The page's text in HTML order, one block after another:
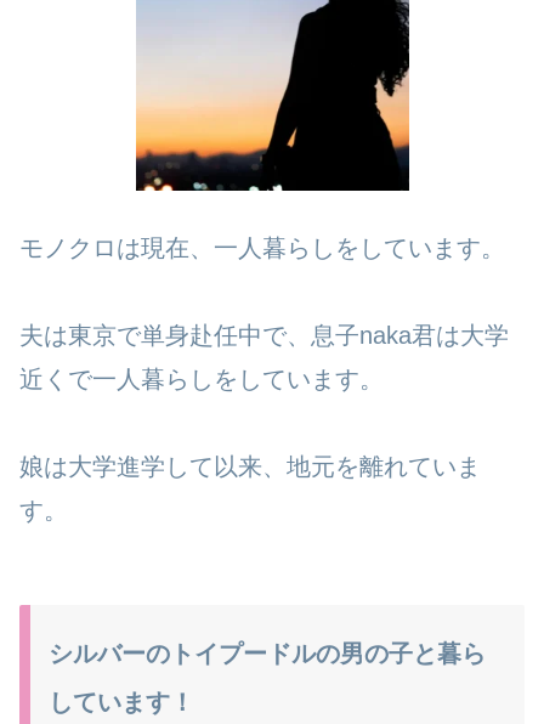
モノクロは現在、一人暮らしをしています。
夫は東京で単身赴任中で、息子naka君は大学
近くで一人暮らしをしています。
娘は大学進学して以来、地元を離れていま
す。
シルバーのトイプードルの男の子と暮ら
しています！